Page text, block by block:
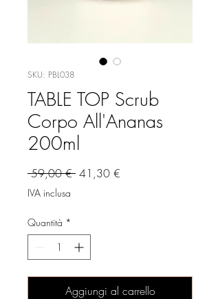
SKU: PBL038
TABLE TOP Scrub
Corpo All'Ananas
200ml
59,00 € Prezzo
41,30 €
IVA inclusa
Quantità *
Aggiungi al carrello